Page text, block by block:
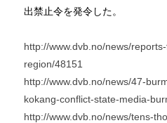
出禁止令を発令した。
http://www.dvb.no/news/
region/48151
http://www.dvb.no/news/47-
kokang-conflict-state-media-
http://www.dvb.no/news/tens-